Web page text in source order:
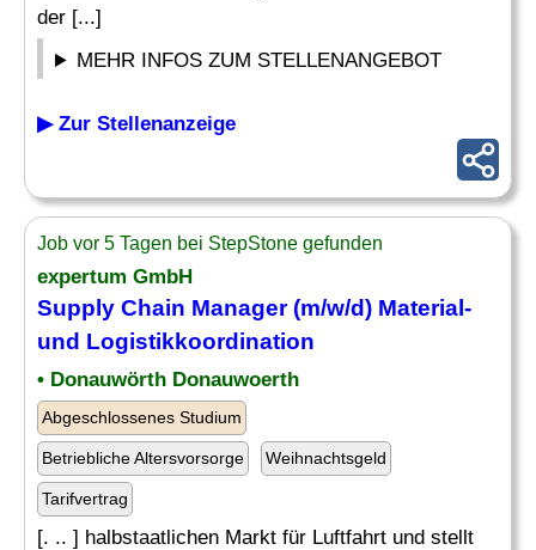
der [...]
MEHR INFOS ZUM STELLENANGEBOT
▶ Zur Stellenanzeige
Job vor 5 Tagen bei StepStone gefunden
expertum GmbH
Supply Chain Manager(m/w/d) Material -
und Logistikkoordination
• Donauwörth Donauwoerth
Abgeschlossenes Studium
Betriebliche Altersvorsorge Weihnachtsgeld
Tarifvertrag
[. .. ] halbstaatlichen Markt für Luftfahrt und stellt